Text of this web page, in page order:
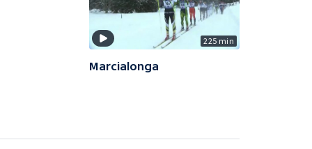
225 min
Marcialonga